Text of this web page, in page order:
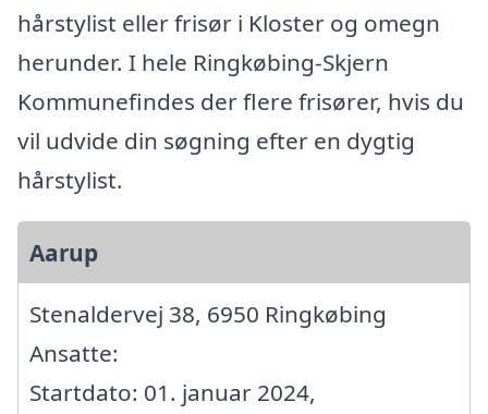
hårstylist eller frisør i Kloster og omegn
herunder. I hele Ringkøbing-Skjern
Kommunefindes der flere frisører, hvis du
vil udvide din søgning efter en dygtig
hårstylist.
Aarup
Stenaldervej 38, 6950 Ringkøbing
Ansatte:
Startdato: 01. januar 2024,